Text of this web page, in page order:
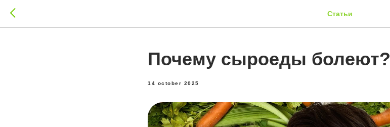
Статьи
Почему сыроеды болеют?
14 october 2025